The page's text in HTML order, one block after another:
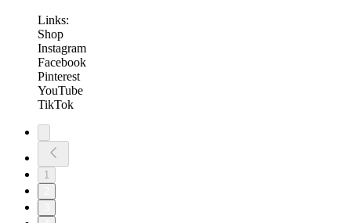
Links:
⁠Shop⁠ ⁠
Instagram⁠
⁠Facebook⁠ ⁠
Pinterest⁠
YouTube
TikTok
1